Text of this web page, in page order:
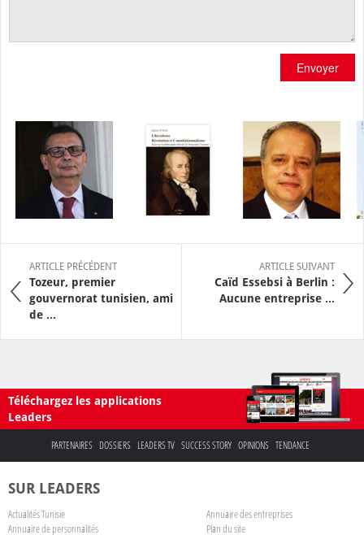
Envoyer
ARTICLE PRÉCÉDENT
Tozeur, premier
gouvernorat tunisien, ami
de ...
ARTICLE SUIVANT
Caïd Essebsi à Berlin :
Aucune entreprise ...
Téléchargez les applications
Leaders
PARTENAIRES DOSSIERS LEADERS TV SUCCESS STORY OPINIONS TENDANCE
SUR LEADERS
Actualités Tunisie
Annuaire des entreprises
Annuaire de personnalités
Plan du site